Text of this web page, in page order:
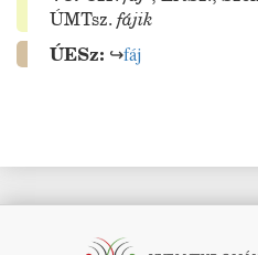
ÚMTsz. fájik
ÚESz: ↪fáj